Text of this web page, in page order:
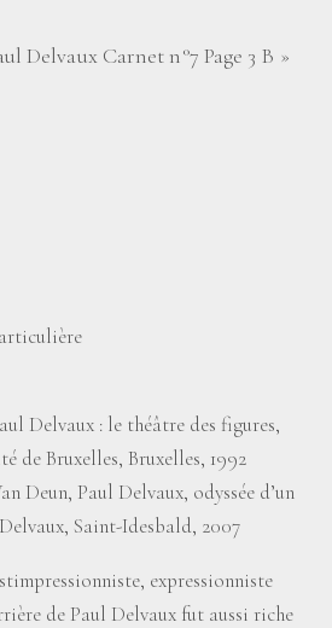
Delvaux Carnet n°7 Page 3 B »
Delvaux : le théâtre des figures,
de Bruxelles, Bruxelles, 1992
Deun, Paul Delvaux, odyssée d’un
Saint-Idesbald, 2007
expressionniste
de Paul Delvaux fut aussi riche